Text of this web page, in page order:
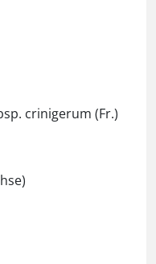
crinigerum (Fr.)